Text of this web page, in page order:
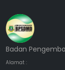
Badan
Alamat :